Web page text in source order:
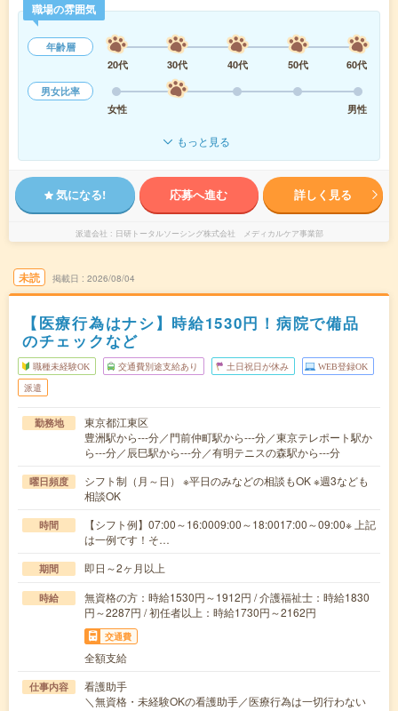
職場の雰囲気
年齢層
20代
30代 40代 50代
60代
男女比率
女性
男性
もっと見る
気になる! 応募へ進む 詳しく見る
派遣会社 日研トータルソーシング株式会社 メディカルケア事業部
未読 掲載日 2026/08/04
【医療行為はナシ】時給1530円！病院で備品
のチェックなど
職種未経験OK 交通費別途支給あり 土日祝日が休み WEB登録OK
派遣
勤務地
東京都江東区
豊洲駅から---分／門前仲町駅から---分／東京テレポート駅か
ら---分／辰巳駅から---分／有明テニスの森駅から---分
曜日頻度
シフト制（月～日） ※平日のみなどの相談もOK ※週3なども
相談OK
時間
【シフト例】07:00～16:0009:00～18:0017:00～09:00※ 上記
は一例です！そ…
期間 即日～2ヶ月以上
時給
無資格の方：時給1530円～1912円 / 介護福祉士：時給1830
円～2287円 / 初任者以上：時給1730円～2162円
交通費
全額支給
仕事内容
看護助手
＼無資格・未経験OKの看護助手／医療行為は一切行わない